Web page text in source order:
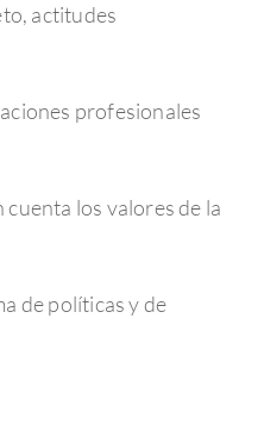
actitudes
profesionales
los valores de la
de políticas y de